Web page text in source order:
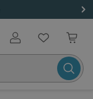
Benutzerkonto